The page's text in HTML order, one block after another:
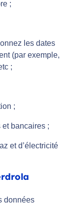
;
les dates
(par exemple,
;
;
bancaires ;
et d’électricité
données